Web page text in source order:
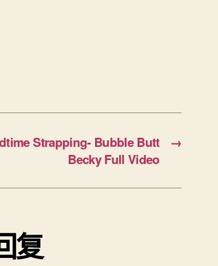
→
Strapping- Bubble Butt
Becky Full Video
复